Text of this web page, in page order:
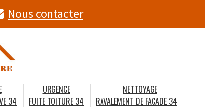
Nous contacter
34
URGENCE
FUITE TOITURE 34
NETTOYAGE
RAVALEMENT DE FACADE 34